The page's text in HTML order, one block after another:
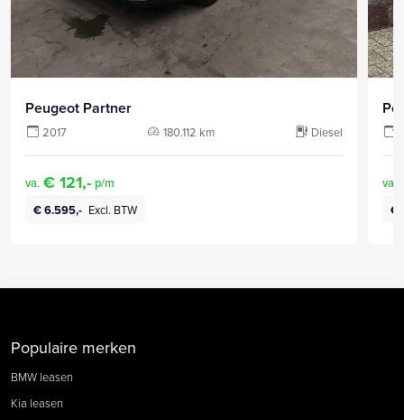
Peugeot Partner
2017 180.112 km Diesel
va. € 121,- p/m
€ 6.595,- Excl. BTW
va.
€
Populaire merken
BMW leasen
Kia leasen